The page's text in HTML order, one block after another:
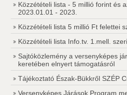
Közzétételi lista - 5 millió forint és
2023.01.01 - 2023.
Közzétételi lista 5 millió Ft felettei
Közzétételi lista Info.tv. 1.mell.
Sajtóközlemény a versenyképes
keretében elnyert támogatásról
Tájékoztató Észak-Bükkről SZÉP
Versenyképes Járások Program